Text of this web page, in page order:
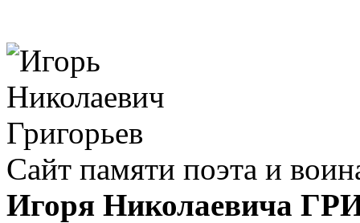
Сайт памяти поэта и
Игоря Николаевича